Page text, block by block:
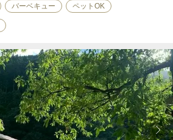
バーベキュー ペットOK